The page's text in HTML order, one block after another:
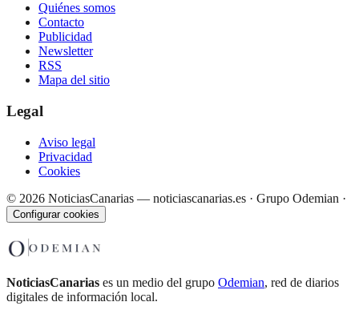
Quiénes somos
Contacto
Publicidad
Newsletter
RSS
Mapa del sitio
Legal
Aviso legal
Privacidad
Cookies
© 2026 NoticiasCanarias — noticiascanarias.es · Grupo Odemian ·
Configurar cookies
NoticiasCanarias es un medio del grupo Odemian, red de diarios
digitales de información local.